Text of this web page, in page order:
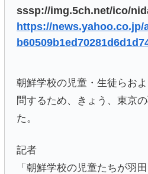
sssp://img.5ch.net/ico/
https://news.yahoo.co.jp/
朝鮮学校の児童・生徒らお
問するため、きょう、東京
た。
記者
「朝鮮学校の児童たちが羽